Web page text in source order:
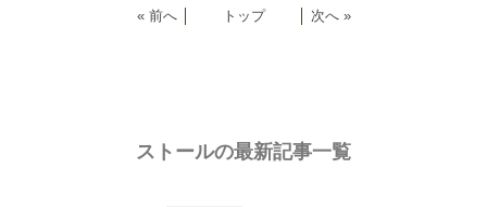
« 前へ│ トップ 次へ »
ストールの最新記事一覧